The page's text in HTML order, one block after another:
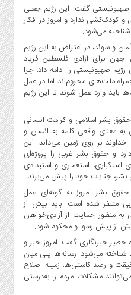
صهیونیستی گفت: این رژیم جعلی
کودک‌کشی ندارد و امروز در افکار
شناخته می‌شود.
و سوئد، در اعتراض به این رژیم
جهان برای آزادی فلسطین فریاد
صهیونیستی را ادامه داد، چرا
ملت‌های محروم‌اند اما در عمل
باید وارد عمل شوند تا این رژیم
بشر اسلامی و کرامت انسانی
به معنای واقعی کلمه به انسان و
بر روی زمین می‌داند. این
و حقوق بشر غربی را پروژه‌ای
استعماری و استبدادی
جنایات خود را پیش می‌برند.
حقوق بشر امروز به گونه‌ای عمل
متنفر شده است. باید بیش از
منظور حمایت از آزادی‌خواهان
از پیش رسوا و محکوم شود.
خطیر خبرنگاری گفت: امروز خبر و
شناخته می‌شود. رسانه‌ها پلی میان
و رصد کاستی‌ها، زمینه اصلاح
مشکلات مردم را به‌درستی